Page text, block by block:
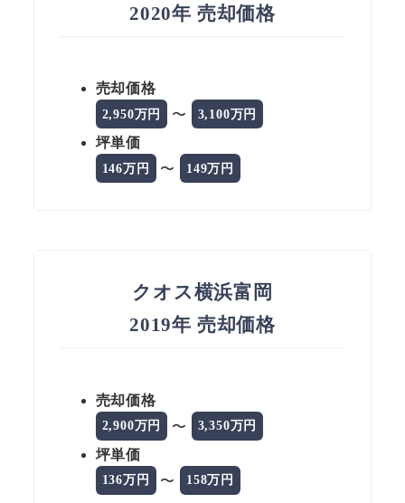
2020年 売却価格
売却価格
2,950万円 〜 3,100万円
坪単価
146万円 〜 149万円
クオス横浜富岡
2019年 売却価格
売却価格
2,900万円 〜 3,350万円
坪単価
136万円 〜 158万円